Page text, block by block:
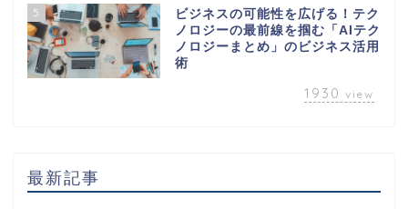
5
ビジネスの可能性を広げる！テク
ノロジーの最前線を掴む「AIテク
ノロジーまとめ」のビジネス活用
術
1930 view
最新記事